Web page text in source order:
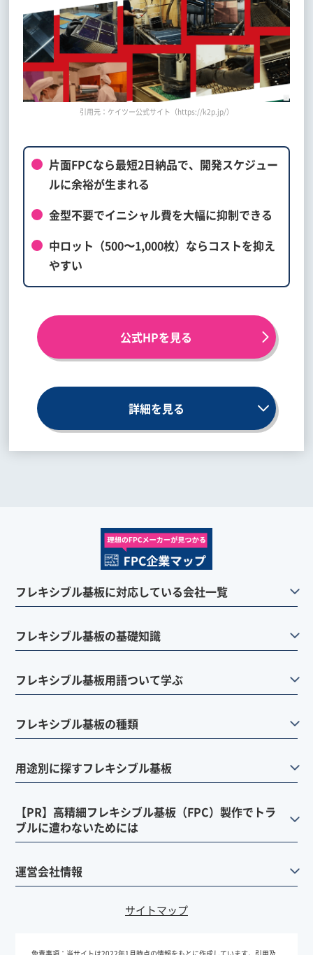
引用元：ケイツー公式サイト（https://k2p.jp/）
片面FPCなら最短2日納品で、開発スケジュー
ルに余裕が生まれる
金型不要でイニシャル費を大幅に抑制できる
中ロット（500〜1,000枚）ならコストを抑え
やすい
公式HPを見る
詳細を見る
フレキシブル基板に対応している会社一覧
フレキシブル基板の基礎知識
フレキシブル基板用語ついて学ぶ
フレキシブル基板の種類
用途別に探すフレキシブル基板
【PR】高精細フレキシブル基板（FPC）製作でトラ
ブルに遭わないためには
運営会社情報
サイトマップ